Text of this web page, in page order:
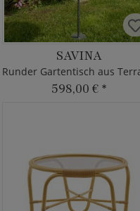
SAVINA
598,00 € *